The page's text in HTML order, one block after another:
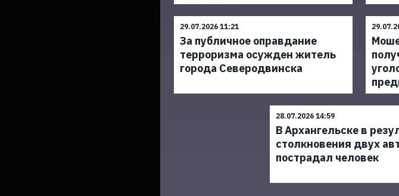
29.07.2026 11:21
За публичное оправдание
терроризма осужден житель
города Северодвинска
28.07.2026 14:59
В Архангельске в
столкновения двух
пострадал человек